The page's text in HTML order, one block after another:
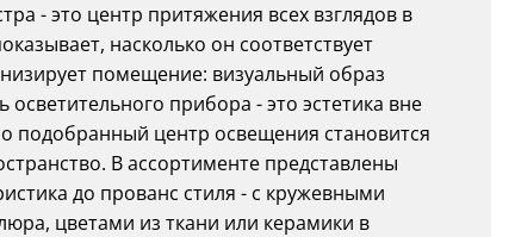
- это центр притяжения всех взглядов в
насколько он соответствует
помещение: визуальный образ
осветительного прибора - это эстетика вне
подобранный центр освещения становится
В ассортименте представлены
до прованс стиля - с кружевными
цветами из ткани или керамики в